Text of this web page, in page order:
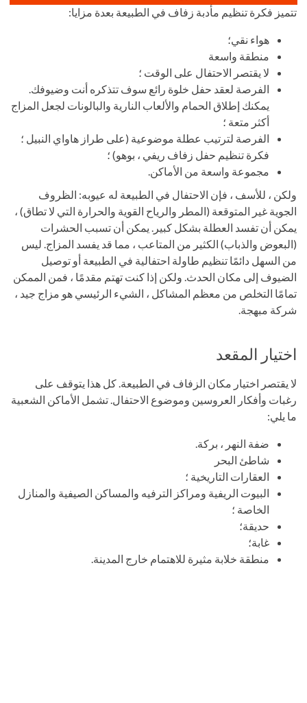
تتميز فكرة تنظيم مأدبة زفاف في الطبيعة بعدة مزايا:
هواء نقي؛
منطقة واسعة
لا يقتصر الاحتفال على الوقت ؛
الفرصة لعقد حفل خلوة رائع سوف تتذكره أنت وضيوفك.
يمكنك إطلاق الحمام والألعاب النارية والبالونات لجعل المزاج
أكثر متعة ؛
الفرصة لترتيب عطلة موضوعية (على طراز هاواي النبيل ؛
فكرة تنظيم حفل زفاف ريفي ، بوهو) ؛
مجموعة واسعة من الأماكن.
ولكن ، للأسف ، فإن الاحتفال في الطبيعة له عيوبه: الظروف
الجوية غير المتوقعة (المطر والرياح القوية والحرارة التي لا تطاق) ،
يمكن أن تفسد العطلة بشكل كبير. يمكن أن تسبب الحشرات
(البعوض والذباب) الكثير من المتاعب ، مما قد يفسد المزاج. ليس
من السهل دائمًا تنظيم طاولة احتفالية في الطبيعة أو توصيل
الضيوف إلى مكان الحدث. ولكن إذا كنت تهتم مقدمًا ، فمن الممكن
تمامًا التخلص من معظم المشاكل ، الشيء الرئيسي هو مزاج جيد ،
شركة مبهجة.
اختيار المقعد
لا يقتصر اختيار مكان الزفاف في الطبيعة. كل هذا يتوقف على
رغبات وأفكار العروسين وموضوع الاحتفال. تشمل الأماكن الشعبية
ما يلي:
ضفة النهر ، بركة.
شاطئ البحر
العقارات التاريخية ؛
البيوت الريفية ومراكز الترفيه والمساكن الصيفية والمنازل
الخاصة ؛
حديقة؛
غابة؛
منطقة خلابة مثيرة للاهتمام خارج المدينة.